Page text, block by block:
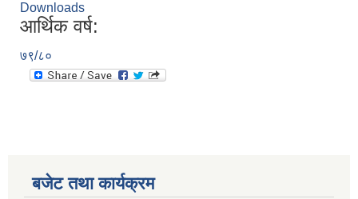
Downloads
आर्थिक वर्ष:
७९/८०
बजेट तथा कार्यक्रम